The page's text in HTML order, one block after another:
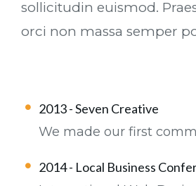
sollicitudin euismod.
orci non massa semper
2013 - Seven Creative
We made our first
2014 - Local Business